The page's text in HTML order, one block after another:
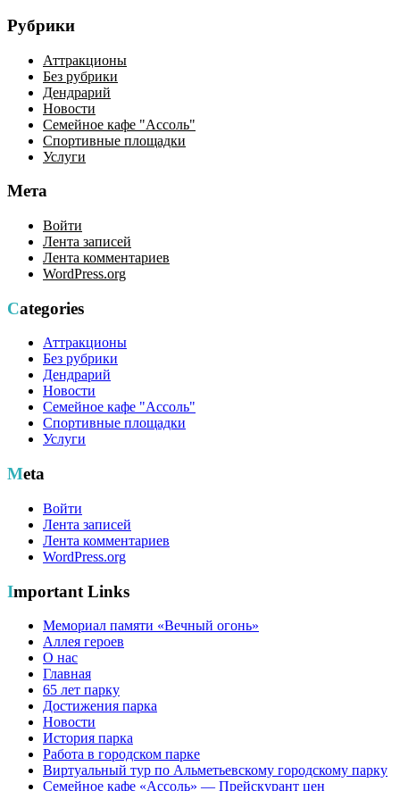
Рубрики
Аттракционы
Без рубрики
Дендрарий
Новости
Семейное кафе "Ассоль"
Спортивные площадки
Услуги
Мета
Войти
Лента записей
Лента комментариев
WordPress.org
Categories
Аттракционы
Без рубрики
Дендрарий
Новости
Семейное кафе "Ассоль"
Спортивные площадки
Услуги
Meta
Войти
Лента записей
Лента комментариев
WordPress.org
Important Links
Мемориал памяти «Вечный огонь»
Аллея героев
О нас
Главная
65 лет парку
Достижения парка
Новости
История парка
Работа в городском парке
Виртуальный тур по Альметьевскому городскому парку
Семейное кафе «Ассоль» — Прейскурант цен